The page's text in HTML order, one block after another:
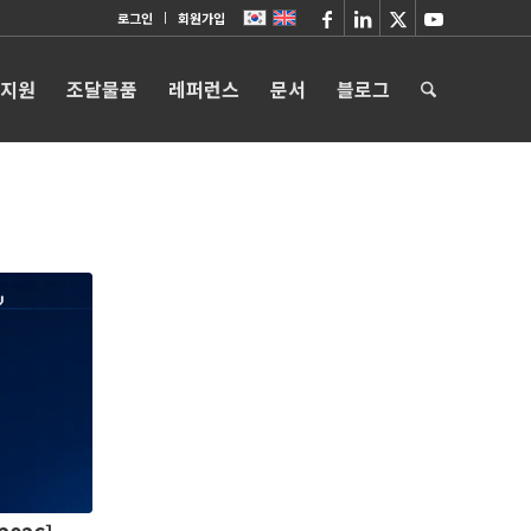
로그인 회원가입
원 조달물품 레퍼런스 문서 블로그